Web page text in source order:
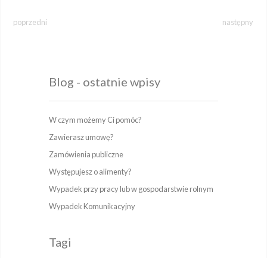
poprzedni następny
Blog - ostatnie wpisy
W czym możemy Ci pomóc?
Zawierasz umowę?
Zamówienia publiczne
Występujesz o alimenty?
Wypadek przy pracy lub w gospodarstwie rolnym
Wypadek Komunikacyjny
Tagi